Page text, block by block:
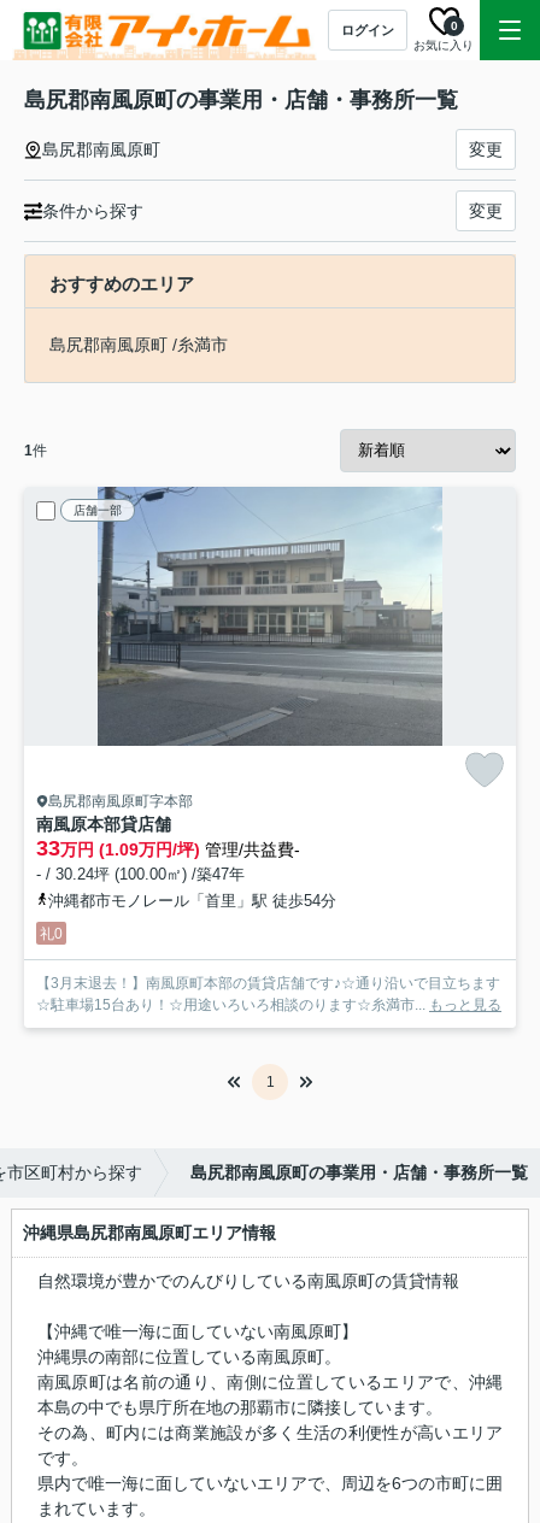
ログイン
お気に入り
0
島尻郡南風原町の事業用・店舗・事務所一覧
島尻郡南風原町 変更
条件から探す 変更
おすすめのエリア
島尻郡南風原町 /糸満市
1件
店舗一部
島尻郡南風原町字本部
南風原本部貸店舗
33万円 (1.09万円/坪) 管理/共益費-
- / 30.24坪 (100.00㎡) /築47年
沖縄都市モノレール「首里」駅 徒歩54分
礼0
【3月末退去！】南風原町本部の賃貸店舗です♪☆通り沿いで目立ちます
☆駐車場15台あり！☆用途いろいろ相談のります☆糸満市... もっと見る
1
市区町村から探す 島尻郡南風原町の事業用・店舗・事務所一覧
沖縄県島尻郡南風原町エリア情報
自然環境が豊かでのんびりしている南風原町の賃貸情報
【沖縄で唯一海に面していない南風原町】
沖縄県の南部に位置している南風原町。
南風原町は名前の通り、南側に位置しているエリアで、沖縄
本島の中でも県庁所在地の那覇市に隣接しています。
その為、町内には商業施設が多く生活の利便性が高いエリア
です。
県内で唯一海に面していないエリアで、周辺を6つの市町に囲
まれています。